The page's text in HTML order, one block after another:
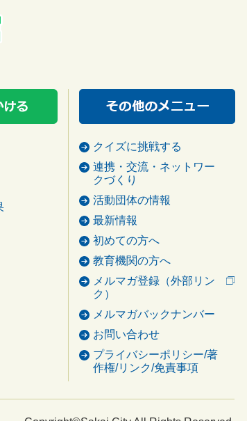
クイズに挑戦する
連携・交流・ネットワー
クづくり
活動団体の情報
最新情報
初めての方へ
教育機関の方へ
メルマガ登録（外部リン
ク）
メルマガバックナンバー
お問い合わせ
プライバシーポリシー/著
作権/リンク/免責事項